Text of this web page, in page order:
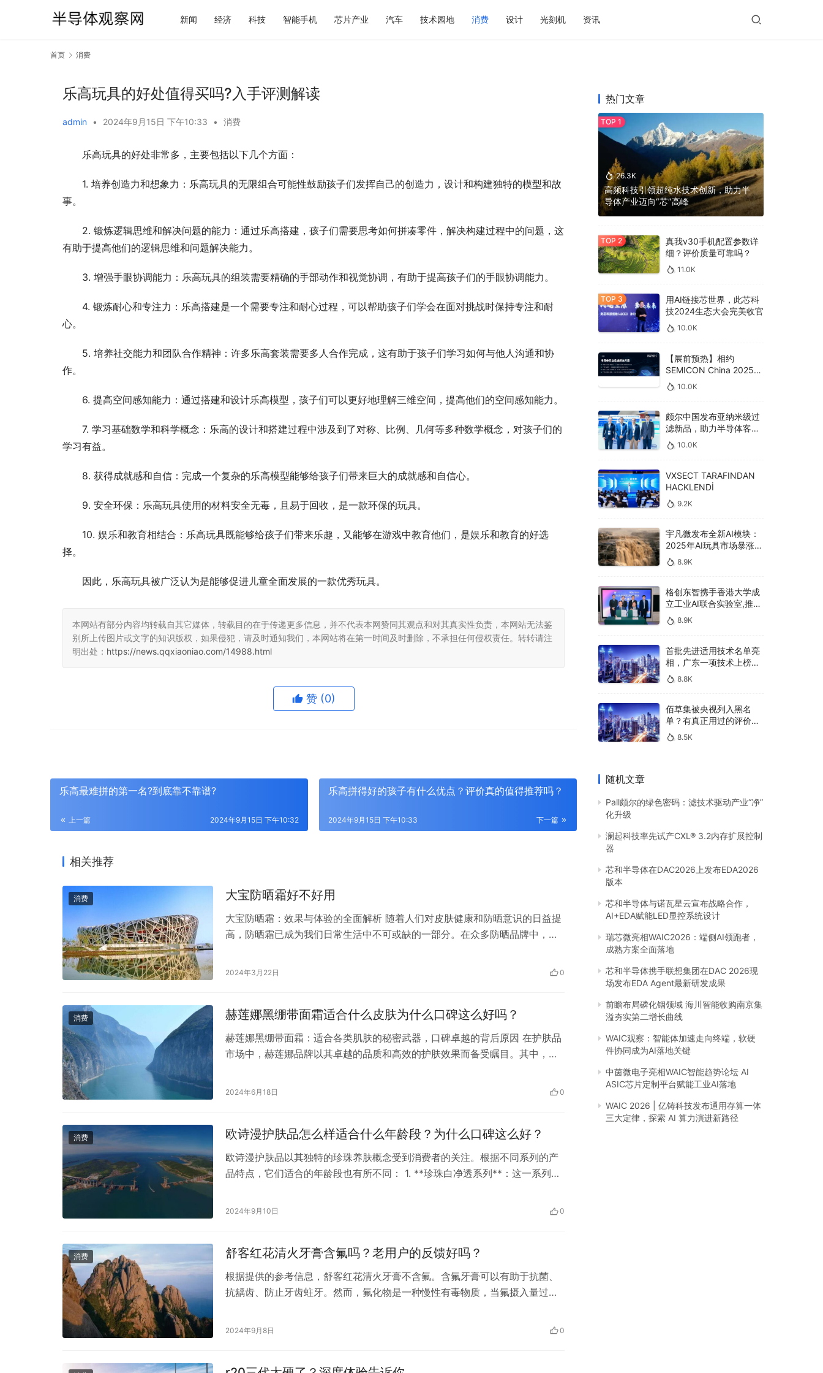
新闻 经济 科技 智能手机 芯片产业 汽车 技术园地 消费 设计 光刻机 资讯
首页 消费
乐高玩具的好处值得买吗?入手评测解读
admin • 2024年9月15日 下午10:33 • 消费
乐高玩具的好处非常多，主要包括以下几个方面：
1. 培养创造力和想象力：乐高玩具的无限组合可能性鼓励孩子们发挥自己的创造力，设计和构建独特的模型和故
事。
2. 锻炼逻辑思维和解决问题的能力：通过乐高搭建，孩子们需要思考如何拼凑零件，解决构建过程中的问题，这
有助于提高他们的逻辑思维和问题解决能力。
3. 增强手眼协调能力：乐高玩具的组装需要精确的手部动作和视觉协调，有助于提高孩子们的手眼协调能力。
4. 锻炼耐心和专注力：乐高搭建是一个需要专注和耐心过程，可以帮助孩子们学会在面对挑战时保持专注和耐
心。
5. 培养社交能力和团队合作精神：许多乐高套装需要多人合作完成，这有助于孩子们学习如何与他人沟通和协
作。
6. 提高空间感知能力：通过搭建和设计乐高模型，孩子们可以更好地理解三维空间，提高他们的空间感知能力。
7. 学习基础数学和科学概念：乐高的设计和搭建过程中涉及到了对称、比例、几何等多种数学概念，对孩子们的
学习有益。
8. 获得成就感和自信：完成一个复杂的乐高模型能够给孩子们带来巨大的成就感和自信心。
9. 安全环保：乐高玩具使用的材料安全无毒，且易于回收，是一款环保的玩具。
10. 娱乐和教育相结合：乐高玩具既能够给孩子们带来乐趣，又能够在游戏中教育他们，是娱乐和教育的好选
择。
因此，乐高玩具被广泛认为是能够促进儿童全面发展的一款优秀玩具。
本网站有部分内容均转载自其它媒体，转载目的在于传递更多信息，并不代表本网赞同其观点和对其真实性负责，本网站无法鉴
别所上传图片或文字的知识版权，如果侵犯，请及时通知我们，本网站将在第一时间及时删除，不承担任何侵权责任。转转请注
明出处： https://news.qqxiaoniao.com/14988.html
赞 (0)
乐高最难拼的第一名?到底靠不靠谱?
上一篇 2024年9月15日 下午10:32
乐高拼得好的孩子有什么优点？评价真的值得推荐吗？
下一篇
2024年9月15日 下午10:33
相关推荐
消费 大宝防晒霜好不好用
大宝防晒霜：效果与体验的全面解析 随着人们对皮肤健康和防晒意识的日益提
高，防晒霜已成为我们日常生活中不可或缺的一部分。在众多防晒品牌中，大
好用呢？本文将从多个方面为您详细解析。 一、成分分析 大宝防晒霜主要含有
2024年3月22日 0
消费 赫莲娜黑绷带面霜适合什么皮肤为什么口碑这么好吗？
赫莲娜黑绷带面霜：适合各类肌肤的秘密武器，口碑卓越的背后原因 在护肤品
市场中，赫莲娜品牌以其卓越的品质和高效的护肤效果而备受瞩目。其中，赫
好评。那么，这款面霜究竟适合什么类型的皮肤？为何它能够拥有如此卓越的
2024年6月18日 0
消费 欧诗漫护肤品怎么样适合什么年龄段？为什么口碑这么好？
欧诗漫护肤品以其独特的珍珠养肤概念受到消费者的关注。根据不同系列的产
品特点，它们适合的年龄段也有所不同： 1. **珍珠白净透系列**：这一系列适
层，阻隔黑色素生成，长期使用有助于改善肌肤暗沉、暗黄、黝黑的状态。 2.
2024年9月10日 0
消费 舒客红花清火牙膏含氟吗？老用户的反馈好吗？
根据提供的参考信息，舒客红花清火牙膏不含氟。含氟牙膏可以有助于抗菌、
抗龋齿、防止牙齿蛀牙。然而，氟化物是一种慢性有毒物质，当氟摄入量过多
2024年9月8日 0
热门文章
26.3K
高频科技引领超纯水技术创新，助力半
导体产业迈向“芯”高峰
真我v30手机配置参数详
细？评价质量可靠吗？
11.0K
用AI链接芯世界，此芯科
技2024生态大会完美收官
10.0K
【展前预热】相约
SEMICON China 2025，
德克威尔总线解决方案革
新助力半导体设备高效升
10.0K
颇尔中国发布亚纳米级过
滤新品，助力半导体客户
良率提升
10.0K
VXSECT TARAFINDAN
HACKLENDİ
9.2K
宇凡微发布全新AI模块：
2025年AI玩具市场暴涨
400亿，90%传统厂商的
生死战即将打响
8.9K
格创东智携手香港大学成
立工业AI联合实验室,推进
AMHS智能物料搬运调度
系统研发
8.9K
首批先进适用技术名单亮
相，广东一项技术上榜，
有何独特之处？
8.8K
佰草集被央视列入黑名
单？有真正用过的评价
吗？8.5K
随机文章
Pall颇尔的绿色密码：滤技术驱动产业“净”
化升级
澜起科技率先试产CXL® 3.2内存扩展控制
器
芯和半导体在DAC2026上发布EDA2026
版本
芯和半导体与诺瓦星云宣布战略合作，
AI+EDA赋能LED显控系统设计
瑞芯微亮相WAIC2026：端侧AI领跑者，
成熟方案全面落地
芯和半导体携手联想集团在DAC 2026现
场发布EDA Agent最新研发成果
前瞻布局磷化铟领域 海川智能收购南京集
溢夯实第二增长曲线
WAIC观察：智能体加速走向终端，软硬
件协同成为AI落地关键
中茵微电子亮相WAIC智能趋势论坛 AI
ASIC芯片定制平台赋能工业AI落地
WAIC 2026 | 亿铸科技发布通用存算一体
三大定律，探索 AI 算力演进新路径